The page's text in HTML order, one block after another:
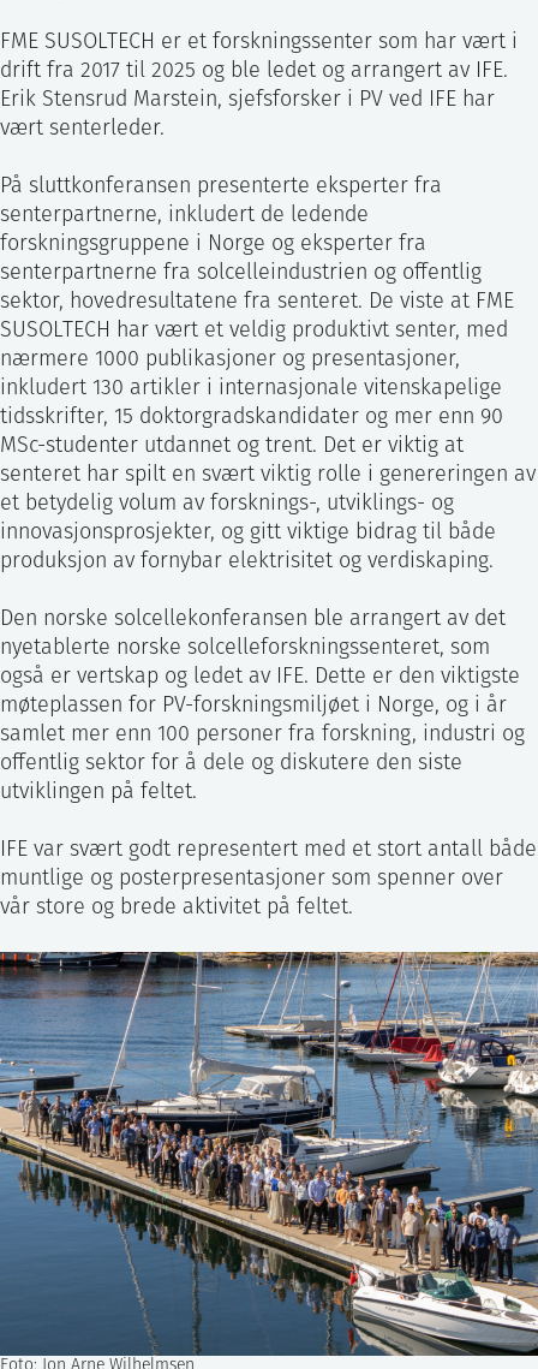
FME SUSOLTECH er et forskningssenter som har vært i
drift fra 2017 til 2025 og ble ledet og arrangert av IFE.
Erik Stensrud Marstein, sjefsforsker i PV ved IFE har
vært senterleder.
På sluttkonferansen presenterte eksperter fra
senterpartnerne, inkludert de ledende
forskningsgruppene i Norge og eksperter fra
senterpartnerne fra solcelleindustrien og offentlig
sektor, hovedresultatene fra senteret. De viste at FME
SUSOLTECH har vært et veldig produktivt senter, med
nærmere 1000 publikasjoner og presentasjoner,
inkludert 130 artikler i internasjonale vitenskapelige
tidsskrifter, 15 doktorgradskandidater og mer enn 90
MSc-studenter utdannet og trent. Det er viktig at
senteret har spilt en svært viktig rolle i genereringen av
et betydelig volum av forsknings-, utviklings- og
innovasjonsprosjekter, og gitt viktige bidrag til både
produksjon av fornybar elektrisitet og verdiskaping.
Den norske solcellekonferansen ble arrangert av det
nyetablerte norske solcelleforskningssenteret, som
også er vertskap og ledet av IFE. Dette er den viktigste
møteplassen for PV-forskningsmiljøet i Norge, og i år
samlet mer enn 100 personer fra forskning, industri og
offentlig sektor for å dele og diskutere den siste
utviklingen på feltet.
IFE var svært godt representert med et stort antall både
muntlige og posterpresentasjoner som spenner over
vår store og brede aktivitet på feltet.